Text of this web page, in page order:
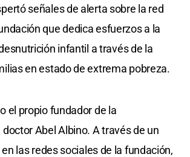
señales de alerta sobre la red
que dedica esfuerzos a la
infantil a través de la
en estado de extrema pobreza.
el propio fundador de la
Abel Albino. A través de un
las redes sociales de la fundación,